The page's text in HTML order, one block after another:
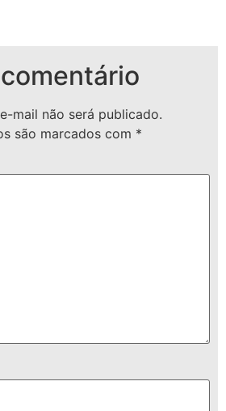
mail não será publicado.
são marcados com *